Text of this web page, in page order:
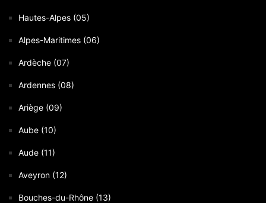
Hautes-Alpes (05)
Alpes-Maritimes (06)
Ardèche (07)
Ardennes (08)
Ariège (09)
Aube (10)
Aude (11)
Aveyron (12)
Bouches-du-Rhône (13)